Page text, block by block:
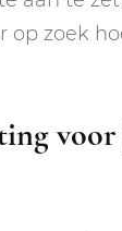
op zoek
voor